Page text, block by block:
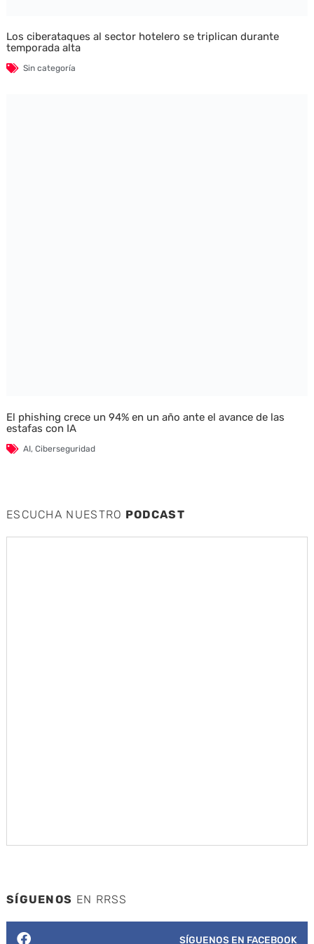
Los ciberataques al sector hotelero se triplican durante
temporada alta
Sin categoría
El phishing crece un 94% en un año ante el avance de las
estafas con IA
AI, Ciberseguridad
ESCUCHA NUESTRO PODCAST
SÍGUENOS EN RRSS
SÍGUENOS EN FACEBOOK